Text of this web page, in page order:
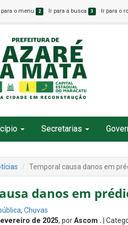
para o menu 2 Ir para a busca 3 Ir para o
Secretarias
Temporal causa danos em
danos em
, Chuvas
de 2025, porAscom . |